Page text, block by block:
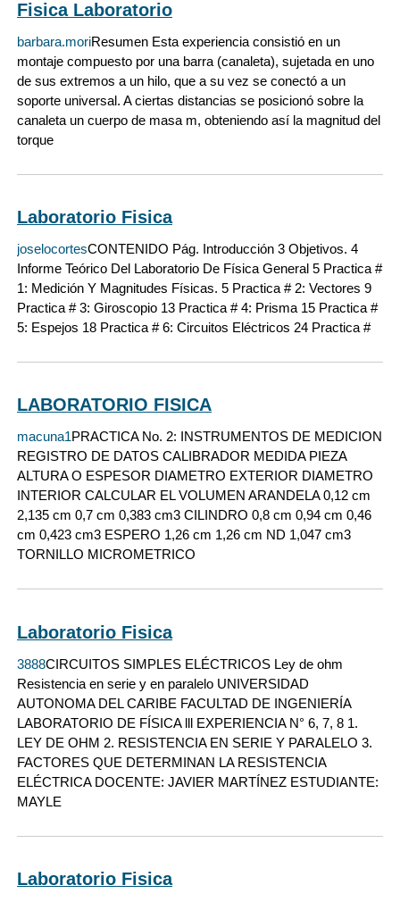
Fisica Laboratorio
barbara.moriResumen Esta experiencia consistió en un
montaje compuesto por una barra (canaleta), sujetada en uno
de sus extremos a un hilo, que a su vez se conectó a un
soporte universal. A ciertas distancias se posicionó sobre la
canaleta un cuerpo de masa m, obteniendo así la magnitud del
torque
Laboratorio Fisica
joselocortesCONTENIDO Pág. Introducción 3 Objetivos. 4
Informe Teórico Del Laboratorio De Física General 5 Practica #
1: Medición Y Magnitudes Físicas. 5 Practica # 2: Vectores 9
Practica # 3: Giroscopio 13 Practica # 4: Prisma 15 Practica #
5: Espejos 18 Practica # 6: Circuitos Eléctricos 24 Practica #
LABORATORIO FISICA
macuna1PRACTICA No. 2: INSTRUMENTOS DE MEDICION
REGISTRO DE DATOS CALIBRADOR MEDIDA PIEZA
ALTURA O ESPESOR DIAMETRO EXTERIOR DIAMETRO
INTERIOR CALCULAR EL VOLUMEN ARANDELA 0,12 cm
2,135 cm 0,7 cm 0,383 cm3 CILINDRO 0,8 cm 0,94 cm 0,46
cm 0,423 cm3 ESPERO 1,26 cm 1,26 cm ND 1,047 cm3
TORNILLO MICROMETRICO
Laboratorio Fisica
3888CIRCUITOS SIMPLES ELÉCTRICOS Ley de ohm
Resistencia en serie y en paralelo UNIVERSIDAD
AUTONOMA DEL CARIBE FACULTAD DE INGENIERÍA
LABORATORIO DE FÍSICA lll EXPERIENCIA N° 6, 7, 8 1.
LEY DE OHM 2. RESISTENCIA EN SERIE Y PARALELO 3.
FACTORES QUE DETERMINAN LA RESISTENCIA
ELÉCTRICA DOCENTE: JAVIER MARTÍNEZ ESTUDIANTE:
MAYLE
Laboratorio Fisica